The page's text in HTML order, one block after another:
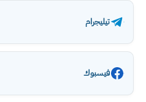
تيليجرام
فيسبوك